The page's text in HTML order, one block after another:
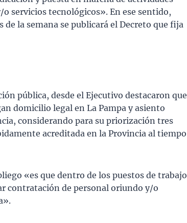
servicios tecnológicos». En ese sentido,
la semana se publicará el Decreto que fija
pública, desde el Ejecutivo destacaron que
domicilio legal en La Pampa y asiento
considerando para su priorización tres
acreditada en la Provincia al tiempo
«es que dentro de los puestos de trabajo
contratación de personal oriundo y/o